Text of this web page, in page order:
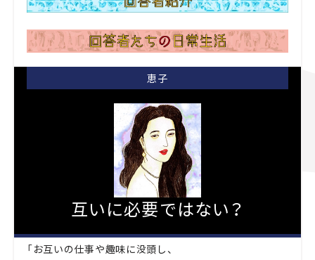
恵子
互いに必要ではない？
「お互いの仕事や趣味に没頭し、